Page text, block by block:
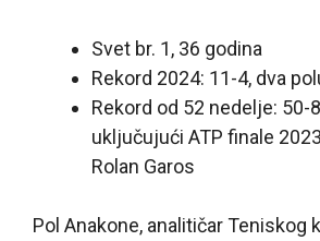
Svet br. 1, 36 godina
Rekord 2024: 11-4, dva
Rekord od 52 nedelje: 50-
uključujući ATP finale
Rolan Garos
Pol Anakone, analitičar Teniskog